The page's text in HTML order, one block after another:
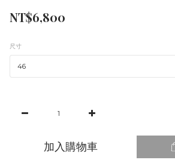
NT$6,800
尺寸
加入購物車